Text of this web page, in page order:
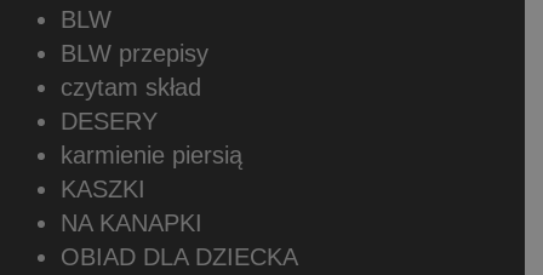
BLW
BLW przepisy
czytam skład
DESERY
karmienie piersią
KASZKI
NA KANAPKI
OBIAD DLA DZIECKA